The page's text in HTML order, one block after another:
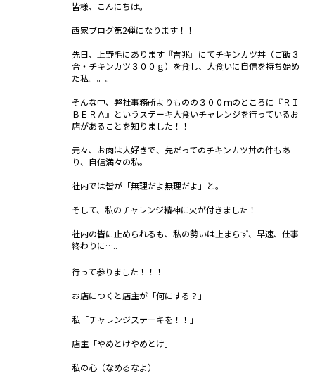
皆様、こんにちは。
西家ブログ第2弾になります！！
先日、上野毛にあります『吉兆』にてチキンカツ丼（ご飯３
合・チキンカツ３００ｇ）を食し、大食いに自信を持ち始め
た私。。。
そんな中、弊社事務所よりものの３００ｍのところに『ＲＩ
ＢＥＲＡ』というステーキ大食いチャレンジを行っているお
店があることを知りました！！
元々、お肉は大好きで、先だってのチキンカツ丼の件もあ
り、自信満々の私。
社内では皆が「無理だよ無理だよ」と。
そして、私のチャレンジ精神に火が付きました！
社内の皆に止められるも、私の勢いは止まらず、早速、仕事
終わりに…..
行って参りました！！！
お店につくと店主が「何にする？」
私「チャレンジステーキを！！」
店主「やめとけやめとけ」
私の心（なめるなよ）